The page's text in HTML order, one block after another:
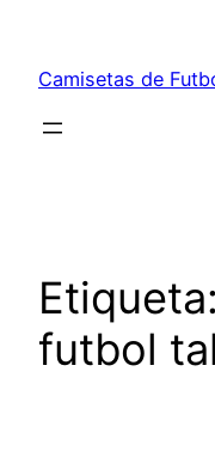
contenido
Camisetas de
Etiqueta:
futbol